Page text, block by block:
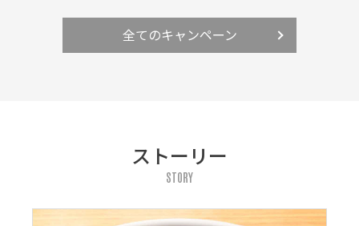
全てのキャンペーン
ストーリー
STORY